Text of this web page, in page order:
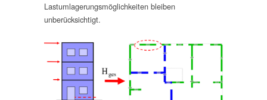
Lastumlagerungsmöglichkeiten bleiben
unberücksichtigt.